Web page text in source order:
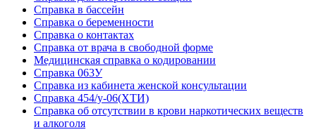
Справка в бассейн
Справка о беременности
Справка о контактах
Справка от врача в свободной форме
Медицинская справка о кодировании
Справка 063У
Справка из кабинета женской консультации
Справка 454/у-06(ХТИ)
Справка об отсутствии в крови наркотических веществ
и алкоголя